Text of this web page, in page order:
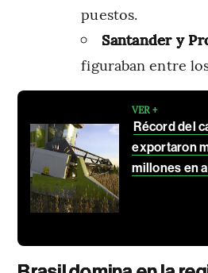
puestos.
Santander y
figuraban entre
VER +
Récord del
exportaron
millones en